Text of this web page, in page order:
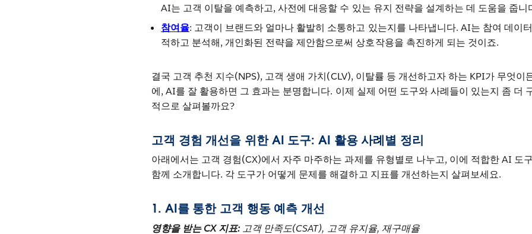
AI는 고객 이탈을 예측하고, 사전에 대응할 수 있는 유지 전략을 설계하는 데 도움을 줍니
참여율: 고객이 브랜드와 얼마나 활발히 소통하고 있는지를 나타냅니다. AI는 참여 데이
적하고 분석해, 개인화된 전략을 제안함으로써 상호작용을 촉진하게 되는 것이죠.
결국 고객 추천 지수(NPS), 고객 생애 가치(CLV), 이탈률 등 개선하고자 하는 KPI가 무엇이
에, AI를 잘 활용하면 그 효과는 분명합니다. 이제 실제 어떤 도구와 사례들이 있는지 좀 더
적으로 살펴볼까요?
고객 경험 개선을 위한 AI 도구: AI 활용 사례별 정리
아래에서는 고객 경험(CX)에서 자주 마주하는 과제를 유형별로 나누고, 이에 적합한 AI 도
함께 소개합니다. 각 도구가 어떻게 문제를 해결하고 지표를 개선하는지 살펴보세요.
1. AI를 통한 고객 행동 예측 개선
영향을 받는 CX 지표: 고객 만족도(CSAT), 고객 유지율, 재구매율